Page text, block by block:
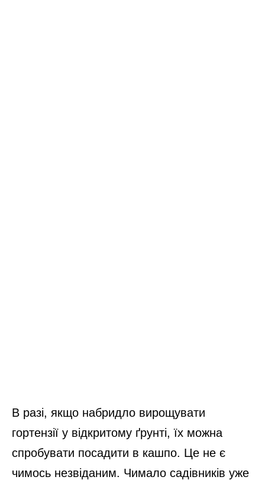
В разі, якщо набридло вирощувати
гортензії у відкритому ґрунті, їх можна
спробувати посадити в кашпо. Це не є
чимось незвіданим. Чимало садівників уже